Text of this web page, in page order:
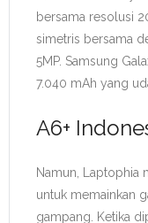
bersama resolusi
simetris bersama
5MP. Samsung
7.040 mAh yang
A6+
Namun, Laptophia
untuk memainkan
gampang. Ketika